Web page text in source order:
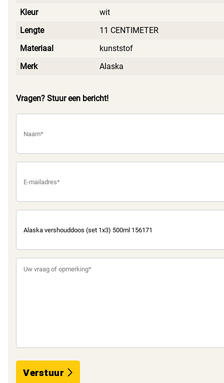
Kleur
wit
Lengte
11 CENTIMETER
Materiaal
kunststof
Merk
Alaska
Vragen? Stuur een bericht!
Verstuur